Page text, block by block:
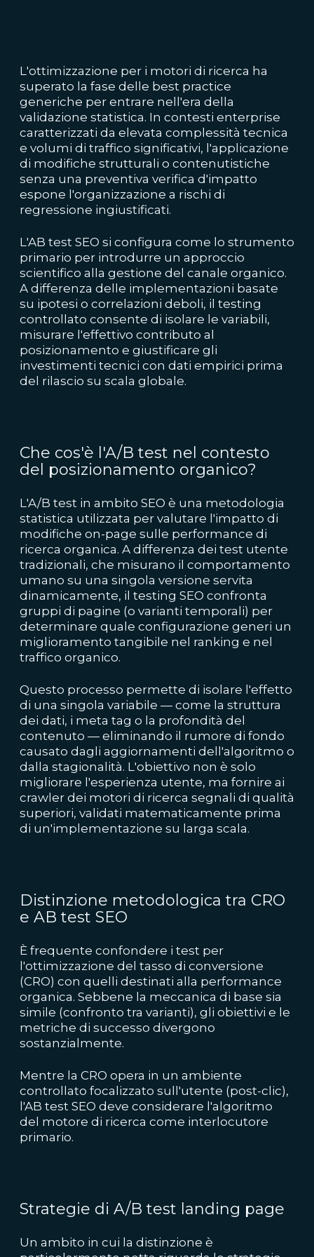
L'ottimizzazione per i motori di ricerca ha
superato la fase delle best practice
generiche per entrare nell'era della
validazione statistica. In contesti enterprise
caratterizzati da elevata complessità tecnica
e volumi di traffico significativi, l'applicazione
di modifiche strutturali o contenutistiche
senza una preventiva verifica d'impatto
espone l'organizzazione a rischi di
regressione ingiustificati.
L'AB test SEO si configura come lo strumento
primario per introdurre un approccio
scientifico alla gestione del canale organico.
A differenza delle implementazioni basate
su ipotesi o correlazioni deboli, il testing
controllato consente di isolare le variabili,
misurare l'effettivo contributo al
posizionamento e giustificare gli
investimenti tecnici con dati empirici prima
del rilascio su scala globale.
Che cos'è l'A/B test nel contesto
del posizionamento organico?
L'A/B test in ambito SEO è una metodologia
statistica utilizzata per valutare l'impatto di
modifiche on-page sulle performance di
ricerca organica. A differenza dei test utente
tradizionali, che misurano il comportamento
umano su una singola versione servita
dinamicamente, il testing SEO confronta
gruppi di pagine (o varianti temporali) per
determinare quale configurazione generi un
miglioramento tangibile nel ranking e nel
traffico organico.
Questo processo permette di isolare l'effetto
di una singola variabile — come la struttura
dei dati, i meta tag o la profondità del
contenuto — eliminando il rumore di fondo
causato dagli aggiornamenti dell'algoritmo o
dalla stagionalità. L'obiettivo non è solo
migliorare l'esperienza utente, ma fornire ai
crawler dei motori di ricerca segnali di qualità
superiori, validati matematicamente prima
di un'implementazione su larga scala.
Distinzione metodologica tra CRO
e AB test SEO
È frequente confondere i test per
l'ottimizzazione del tasso di conversione
(CRO) con quelli destinati alla performance
organica. Sebbene la meccanica di base sia
simile (confronto tra varianti), gli obiettivi e le
metriche di successo divergono
sostanzialmente.
Mentre la CRO opera in un ambiente
controllato focalizzato sull'utente (post-clic),
l'AB test SEO deve considerare l'algoritmo
del motore di ricerca come interlocutore
primario.
Strategie di A/B test landing page
Un ambito in cui la distinzione è